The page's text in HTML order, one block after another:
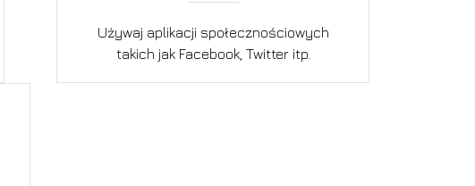
Używaj aplikacji społecznościowych
takich jak Facebook, Twitter itp.